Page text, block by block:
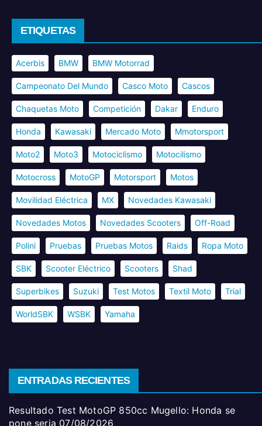
ETIQUETAS
Acerbis BMW BMW Motorrad
Campeonato Del Mundo Casco Moto Cascos
Chaquetas Moto Competición Dakar Enduro
Honda Kawasaki Mercado Moto Mmotorsport
Moto2 Moto3 Motociclismo Motocilismo
Motocross MotoGP Motorsport Motos
Movilidad Eléctrica MX Novedades Kawasaki
Novedades Motos Novedades Scooters Off-Road
Polini Pruebas Pruebas Motos Raids Ropa Moto
SBK Scooter Eléctrico Scooters Shad
Superbikes Suzuki Test Motos Textil Moto Trial
WorldSBK WSBK Yamaha
ENTRADAS RECIENTES
Resultado Test MotoGP 850cc Mugello: Honda se
pone seria 07/08/2026